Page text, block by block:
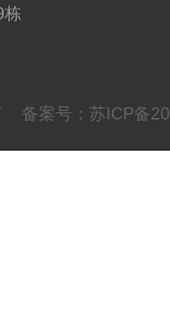
栋
备案号：苏ICP备